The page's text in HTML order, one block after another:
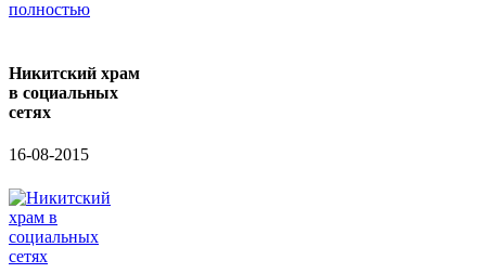
полностью
Никитский храм
в социальных
сетях
16-08-2015